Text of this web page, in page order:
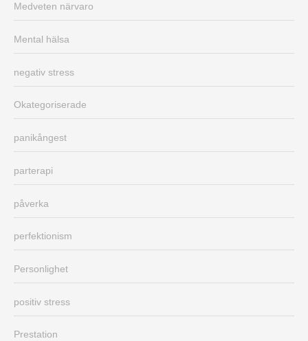
Medveten närvaro
Mental hälsa
negativ stress
Okategoriserade
panikångest
parterapi
påverka
perfektionism
Personlighet
positiv stress
Prestation